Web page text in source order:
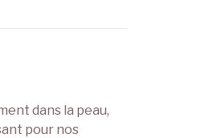
dans la peau,
pour nos